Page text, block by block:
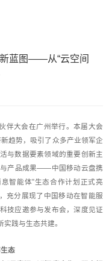
蓝图——从“云空间
伴大会在广州举行。本届大会
趋势，吸引了众多产业领军企
与数据要素领域的重要创新主
与产品成果——中国移动云盘携
智能体”生态合作计划正式亮
充分展现了中国移动在智能服
技应邀参与发布会，深度见证
践与生态共建。
态